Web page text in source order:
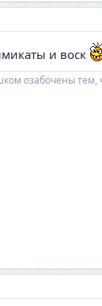
и воск
озабочены тем,